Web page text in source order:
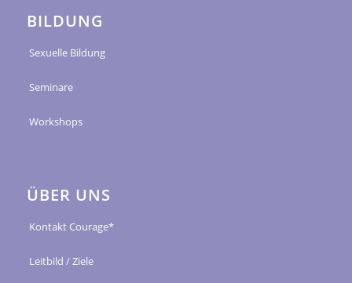
BILDUNG
Sexuelle Bildung
Seminare
Workshops
ÜBER UNS
Kontakt Courage*
Leitbild / Ziele